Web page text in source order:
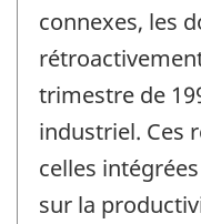
-
connexes, les
trimestre de
industriel. Ces
celles
sur la